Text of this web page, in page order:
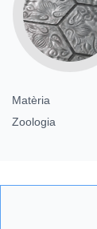
Matèria
Zoologia